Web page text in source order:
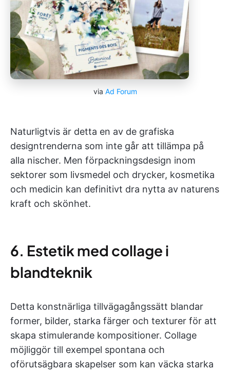
via Ad Forum
Naturligtvis är detta en av de grafiska
designtrenderna som inte går att tillämpa på
alla nischer. Men förpackningsdesign inom
sektorer som livsmedel och drycker, kosmetika
och medicin kan definitivt dra nytta av naturens
kraft och skönhet.
6. Estetik med collage i
blandteknik
Detta konstnärliga tillvägagångssätt blandar
former, bilder, starka färger och texturer för att
skapa stimulerande kompositioner. Collage
möjliggör till exempel spontana och
oförutsägbara skapelser som kan väcka starka